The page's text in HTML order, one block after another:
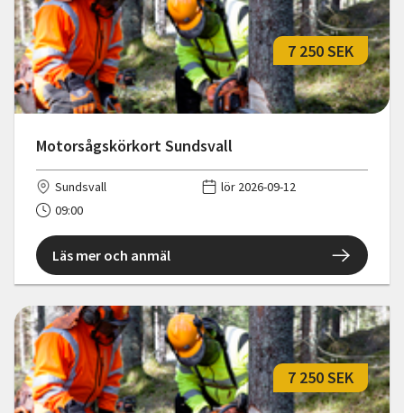
Motorsågskörkort Sundsvall
7 250 SEK
Sundsvall
lör 2026-09-12
09:00
Läs mer och anmäl
7 250 SEK